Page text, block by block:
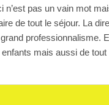
n’est pas un vain mot
de tout le séjour. La
grand professionnalisme.
enfants mais aussi de